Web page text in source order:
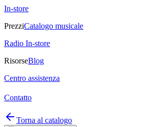
In-store
PrezziCatalogo musicale
Radio In-store
RisorseBlog
Centro assistenza
Contatto
Torna al catalogo